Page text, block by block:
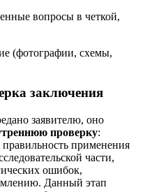
вопросы в четкой,
(фотографии, схемы,
заключения
заявителю, оно
проверку:
применения
части,
ошибок,
Данный этап